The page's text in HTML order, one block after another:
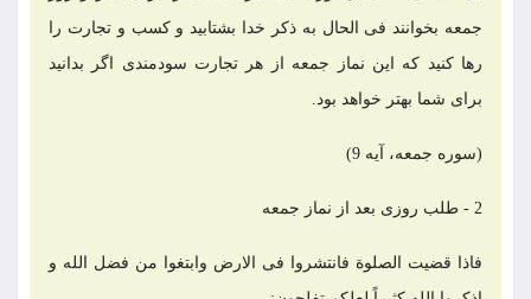
جمعه بخوانند فی الحال به ذکر خدا بشتابید و کسب و تجارت را
رها کنید که این نماز جمعه از هر تجارت سودمندی اگر بدانید
برای شما بهتر خواهد بود.
(سوره جمعه، آیه 9)
2 - طلب روزی بعد از نماز جمعه
فاذا قضیت الصلوة فانتشروا فی الارض وابتغوا من فضل الله و